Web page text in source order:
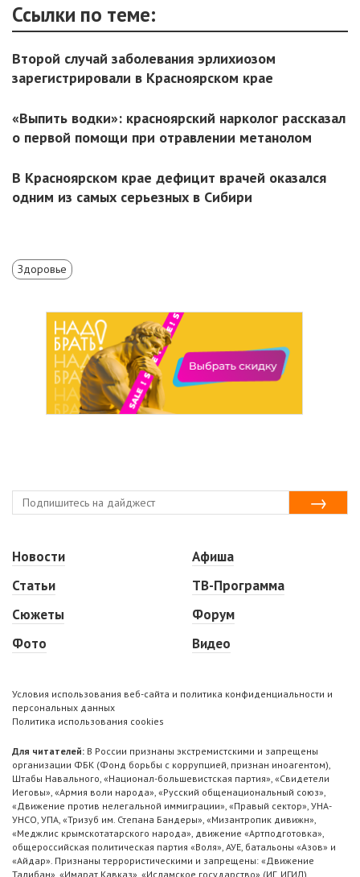
Ссылки по теме:
Второй случай заболевания эрлихиозом
зарегистрировали в Красноярском крае
«Выпить водки»: красноярский нарколог рассказал
о первой помощи при отравлении метанолом
В Красноярском крае дефицит врачей оказался
одним из самых серьезных в Сибири
Здоровье
Новости
Статьи
Сюжеты
Фото
Афиша
ТВ-Программа
Форум
Видео
Условия использования веб-сайта и политика конфиденциальности и
персональных данных
Политика использования cookies
Для читателей: В России признаны экстремистскими и запрещены
организации ФБК (Фонд борьбы с коррупцией, признан иноагентом),
Штабы Навального, «Национал-большевистская партия», «Свидетели
Иеговы», «Армия воли народа», «Русский общенациональный союз»,
«Движение против нелегальной иммиграции», «Правый сектор», УНА-
УНСО, УПА, «Тризуб им. Степана Бандеры», «Мизантропик дивижн»,
«Меджлис крымскотатарского народа», движение «Артподготовка»,
общероссийская политическая партия «Воля», АУЕ, батальоны «Азов» и
«Айдар». Признаны террористическими и запрещены: «Движение
Талибан», «Имарат Кавказ», «Исламское государство» (ИГ, ИГИЛ),